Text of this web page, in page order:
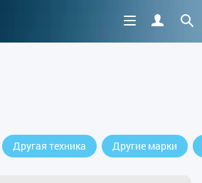
Другая техника Другие марки